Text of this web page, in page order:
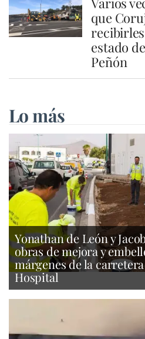
que
estado
Peñón
Lo más
Yonathan de León y
obras de mejora y
márgenes de la
Hospital